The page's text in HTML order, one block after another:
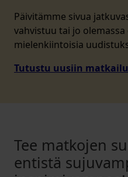
Päivitämme sivua
vahvistuu tai jo
mielenkiintoisia
Tutustu uusiin
Tee matkojen
entistä